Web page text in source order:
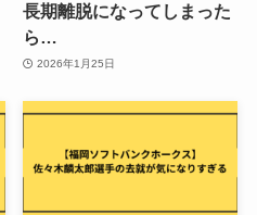
長期離脱になってしまった
ら…
2026年1月25日